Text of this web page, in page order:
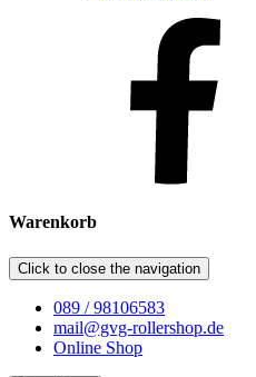
Warenkorb
Click to close the navigation
089 / 98106583
mail@gvg-rollershop.de
Online Shop